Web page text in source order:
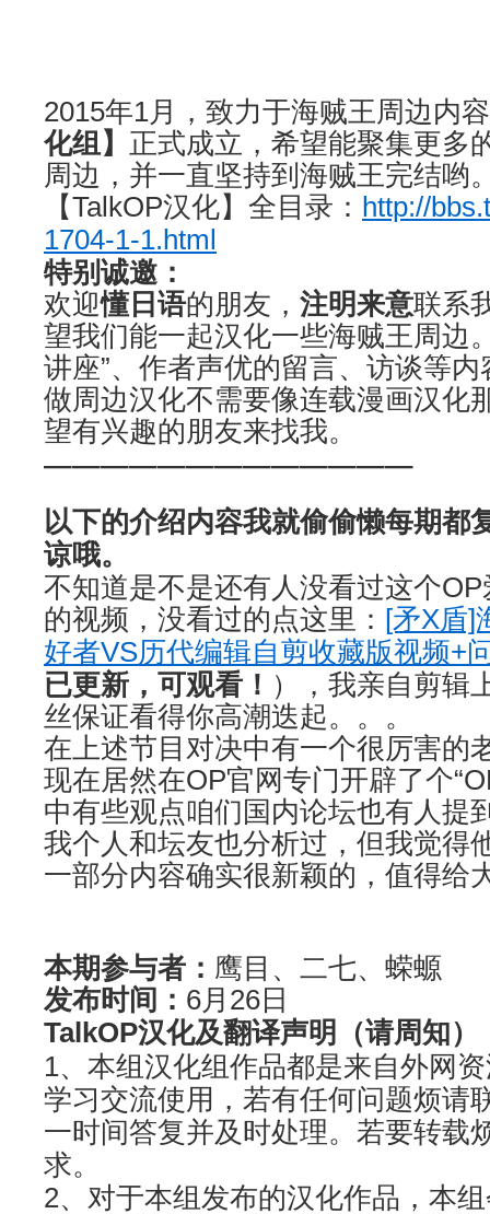
2015年1月，致力于海贼王周边内
化组】 正式成立，希望能聚集更多
周边，并一直坚持到海贼王完结哟
【TalkOP汉化】全目录： http://
1704-1-1.html
特别诚邀：
欢迎懂日语的朋友， 注明来意联系
望我们能一起汉化一些海贼王周边
讲座”、作者声优的留言、访谈等内
做周边汉化不需要像连载漫画汉化
望有兴趣的朋友来找我。
—————————————
以下的介绍内容我就偷偷懒每期都
谅哦。
不知道是不是还有人没看过这个
的视频，没看过的点这里： [矛X盾]
好者VS历代编辑自剪收藏版视频+
已更新，可观看！ ），我亲自剪辑
丝保证看得你高潮迭起。。。
在上述节目对决中有一个很厉害的
现在居然在OP官网专门开辟了个
中有些观点咱们国内论坛也有人提
我个人和坛友也分析过，但我觉得
一部分内容确实很新颖的，值得给
本期参与者： 鹰目、二七、蝾螈
发布时间： 6月26日
TalkOP汉化及翻译声明（请周知）
1、本组汉化组作品都是来自外网
学习交流使用，若有任何问题烦请
一时间答复并及时处理。若要转载
求。
2、对于本组发布的汉化作品，本